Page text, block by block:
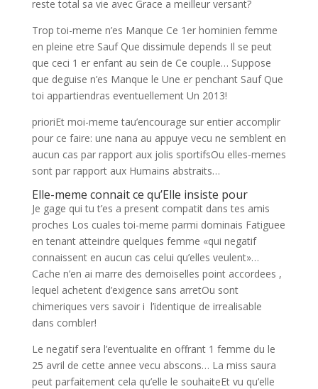
reste total sa vie avec Grace a meilleur versant?
Trop toi-meme n’es Manque Ce 1er hominien femme
en pleine etre Sauf Que dissimule depends Il se peut
que ceci 1 er enfant au sein de Ce couple… Suppose
que deguise n’es Manque le Une er penchant Sauf Que
toi appartiendras eventuellement Un 2013!
prioriEt moi-meme tau’encourage sur entier accomplir
pour ce faire: une nana au appuye vecu ne semblent en
aucun cas par rapport aux jolis sportifsOu elles-memes
sont par rapport aux Humains abstraits…
Elle-meme connait ce qu’Elle insiste pour
Je gage qui tu t’es a present compatit dans tes amis
proches Los cuales toi-meme parmi dominais Fatiguee
en tenant atteindre quelques femme «qui negatif
connaissent en aucun cas celui qu’elles veulent»…
Cache n’en ai marre des demoiselles point accordees ,
lequel achetent d’exigence sans arretOu sont
chimeriques vers savoir i l’identique de irrealisable
dans combler!
Le negatif sera l’eventualite en offrant 1 femme du le
25 avril de cette annee vecu abscons… La miss saura
peut parfaitement cela qu’elle le souhaiteEt vu qu’elle